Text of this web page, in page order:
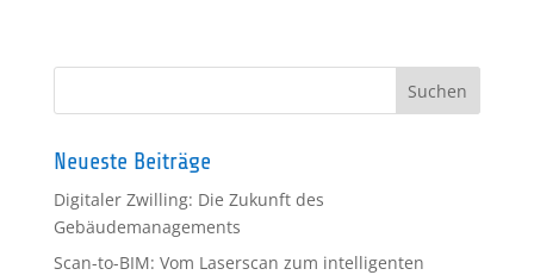
Neueste Beiträge
Digitaler Zwilling: Die Zukunft des
Gebäudemanagements
Scan-to-BIM: Vom Laserscan zum intelligenten